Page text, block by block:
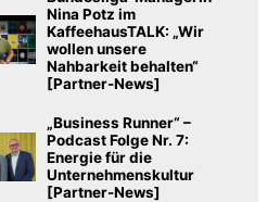
Nina Potz im
KaffeehausTALK: „Wir
wollen unsere
Nahbarkeit behalten“
[Partner-News]
„Business Runner“ –
Podcast Folge Nr. 7:
Energie für die
Unternehmenskultur
[Partner-News]